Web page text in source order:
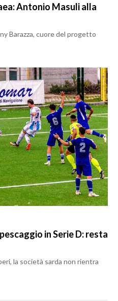
Antonio Masuli alla
Barazza, cuore del progetto
in Serie D: resta
la società sarda non rientra